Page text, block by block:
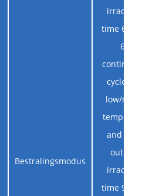
Bestralingsmodus
irradiation
time 60s,
60s,
continuous
cycles （at
low/
and 160mj
output）
irradiation
time 90s,